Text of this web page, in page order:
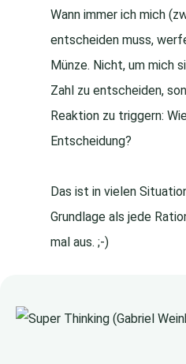
Wann immer ich mich
entscheiden muss,
Münze. Nicht, um mich
Zahl zu entscheiden,
Reaktion zu triggern:
Entscheidung?
Das ist in vielen
Grundlage als jede
mal aus. ;-)